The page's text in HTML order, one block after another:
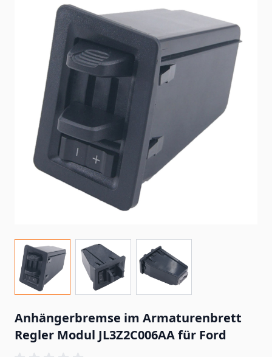
Anhängerbremse im Armaturenbrett
Regler Modul JL3Z2C006AA für Ford